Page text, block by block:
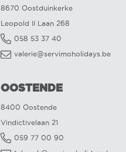
8670 Oostduinkerke
Leopold II Laan 268
058 53 37 40
valerie@servimoholidays.be
OOSTENDE
8400 Oostende
Vindictivelaan 21
059 77 00 90